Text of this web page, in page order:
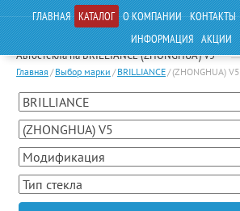
ГЛАВНАЯ КАТАЛОГ О КОМПАНИИ КОНТАКТЫ
ИНФОРМАЦИЯ АКЦИИ
Автостекла на BRILLIANCE (ZHONGHUA) V5
Главная / Выбор марки / BRILLIANCE/ (ZHONGHUA) V5